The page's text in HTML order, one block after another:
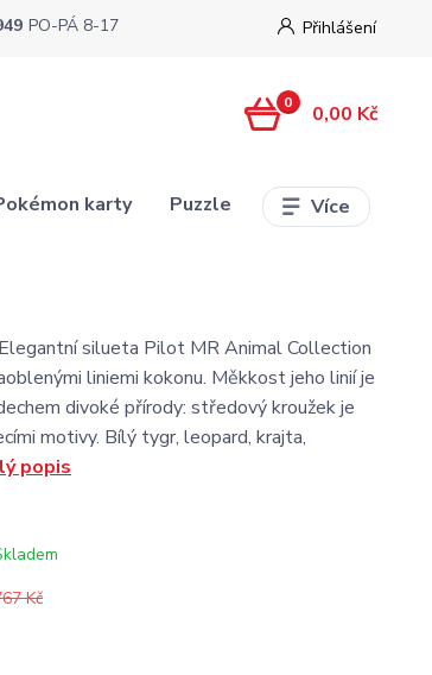
Přihlášení
PO-PÁ 8-17
0 0,00 Kč
karty Puzzle Více
silueta Pilot MR Animal Collection
liniemi kokonu. Měkkost jeho linií je
divoké přírody: středový kroužek je
motivy. Bílý tygr, leopard, krajta,
popis
Kč